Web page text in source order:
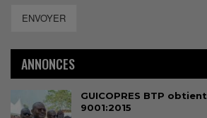
ENVOYER
ANNONCES
GUICOPRES BTP
9001:2015